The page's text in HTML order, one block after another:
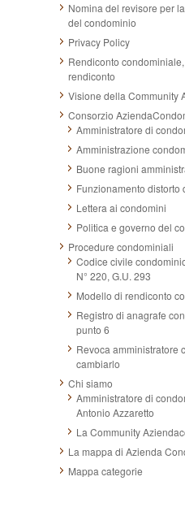
Nomina del revisore per
del condominio
Privacy Policy
Rendiconto
rendiconto
Visione della Community
Consorzio
Amministratore di
Amministrazione
Buone ragioni
Funzionamento
Lettera ai condomini
Politica e governo del
Procedure condominiali
Codice civile
N° 220, G.U. 293
Modello di rendiconto
Registro di anagrafe
punto 6
Revoca amministratore
cambiarlo
Chi siamo
Amministratore di
Antonio Azzaretto
La Community
La mappa di Azienda
Mappa categorie